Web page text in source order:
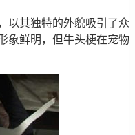
以其独特的外貌吸引了众
象鲜明，但牛头梗在宠物